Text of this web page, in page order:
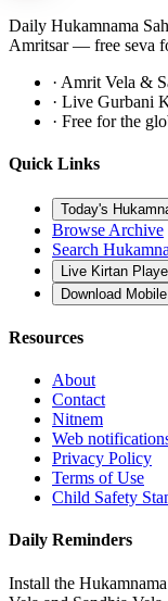
Daily Hukamnama
Amritsar — free seva
· Amrit Vela &
· Live Gurbani
· Free for the
Quick Links
Today's
Browse Archive
Search
Live Kirtan
Download
Resources
About
Contact
Nitnem
Web
Privacy Policy
Terms of Use
Child Safety
Daily Reminders
Install the